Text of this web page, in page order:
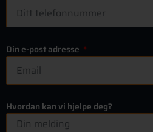
Din e-post adresse
Hvordan kan vi hjelpe deg?